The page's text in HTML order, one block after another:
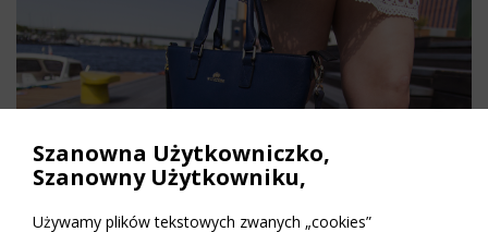
Szanowna Użytkowniczko,
Szanowny Użytkowniku,
Używamy plików tekstowych zwanych „cookies”